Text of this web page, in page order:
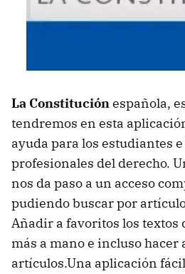
La Constituciónespañola,
tendremos en esta
ayuda para los estudiantes
profesionales del derecho.
nos da paso a un acceso
pudiendo buscar por
Añadir a favoritos los textos
más a mano e incluso hacer
artículos.Una aplicación